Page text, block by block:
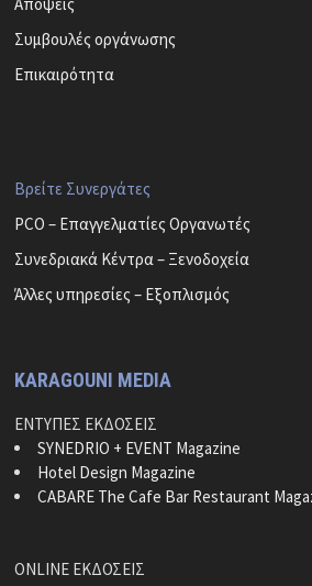
Συμβουλές οργάνωσης
Επικαιρότητα
Βρείτε Συνεργάτες
PCO – Επαγγελματίες Οργανωτές
Συνεδριακά Κέντρα – Ξενοδοχεία
Άλλες υπηρεσίες – Εξοπλισμός
KARAGOUNI MEDIA
ΕΝΤΥΠΕΣ ΕΚΔΟΣΕΙΣ
SYNEDRIO + EVENT Magazine
Hotel Design Magazine
CABARE The Cafe Bar Restaurant
ONLINE ΕΚΔΟΣΕΙΣ